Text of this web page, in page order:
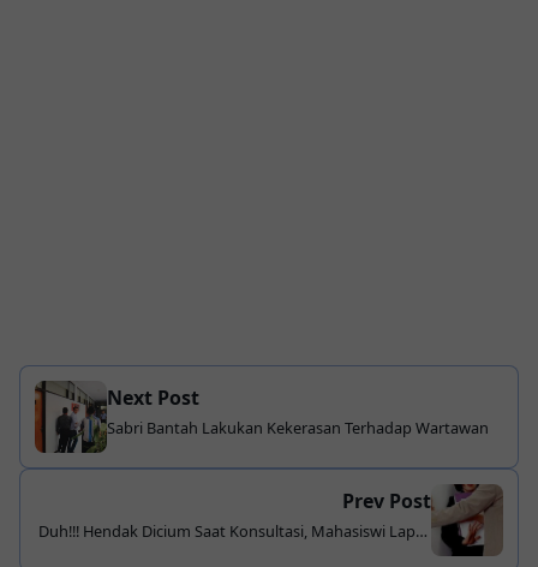
Next Post
Sabri Bantah Lakukan Kekerasan Terhadap Wartawan
Prev Post
Duh!!! Hendak Dicium Saat Konsultasi, Mahasiswi Lapor